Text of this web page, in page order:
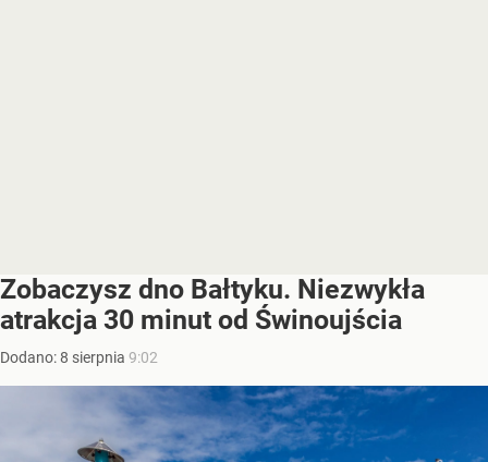
Zobaczysz dno Bałtyku. Niezwykła
atrakcja 30 minut od Świnoujścia
Dodano:8 sierpnia 9:02